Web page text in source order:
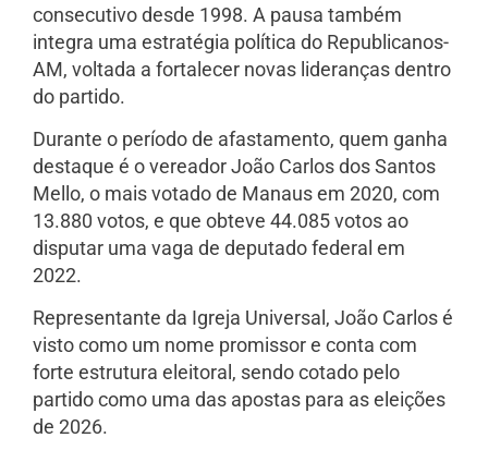
consecutivo desde 1998. A pausa também
integra uma estratégia política do Republicanos-
AM, voltada a fortalecer novas lideranças dentro
do partido.
Durante o período de afastamento, quem ganha
destaque é o vereador João Carlos dos Santos
Mello, o mais votado de Manaus em 2020, com
13.880 votos, e que obteve 44.085 votos ao
disputar uma vaga de deputado federal em
2022.
Representante da Igreja Universal, João Carlos é
visto como um nome promissor e conta com
forte estrutura eleitoral, sendo cotado pelo
partido como uma das apostas para as eleições
de 2026.